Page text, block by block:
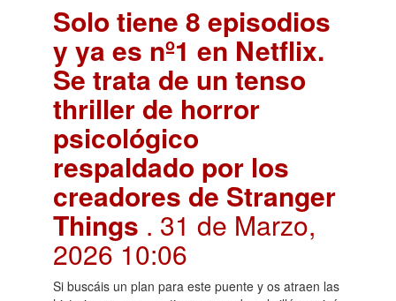
Solo tiene 8 episodios
y ya es nº1 en Netflix.
Se trata de un tenso
thriller de horror
psicológico
respaldado por los
creadores de Stranger
Things . 31 de Marzo,
2026 10:06
Si buscáis un plan para este puente y os atraen las